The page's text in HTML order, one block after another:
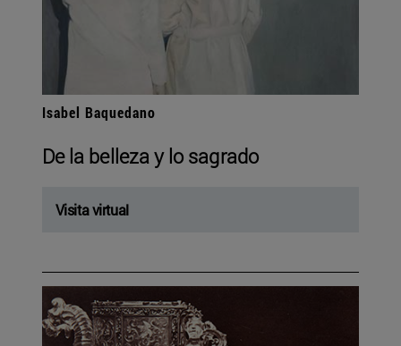
Isabel Baquedano
De la belleza y lo sagrado
Visita virtual